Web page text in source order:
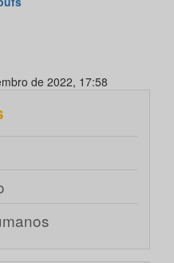
de 2022, 17:58